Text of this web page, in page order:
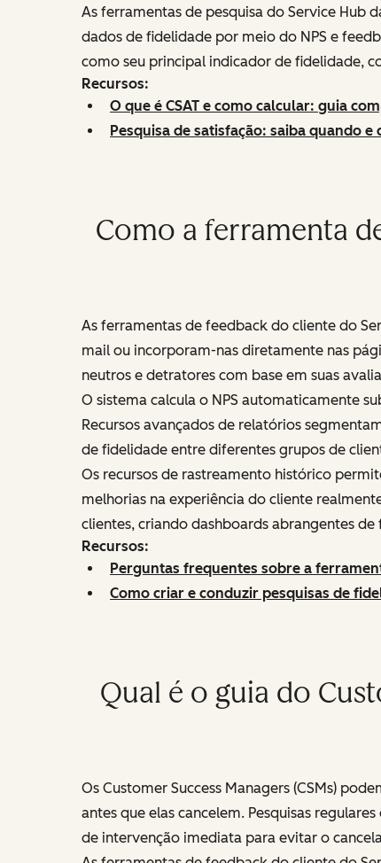
As ferramentas de pesquisa do Service Hub
dados de fidelidade por meio do NPS e
como seu principal indicador de fidelidade,
Recursos:
O que é CSAT e como calcular: guia
Pesquisa de satisfação: saiba quando e
Como a ferramenta
As ferramentas de feedback do cliente do
mail ou incorporam-nas diretamente nas
neutros e detratores com base em suas
O sistema calcula o NPS automaticamente
Recursos avançados de relatórios
de fidelidade entre diferentes grupos de
Os recursos de rastreamento histórico
melhorias na experiência do cliente
clientes, criando dashboards abrangentes
Recursos:
Perguntas frequentes sobre a
Como criar e conduzir pesquisas de
Qual é o guia do
Os Customer Success Managers (CSMs)
antes que elas cancelem. Pesquisas
de intervenção imediata para evitar o